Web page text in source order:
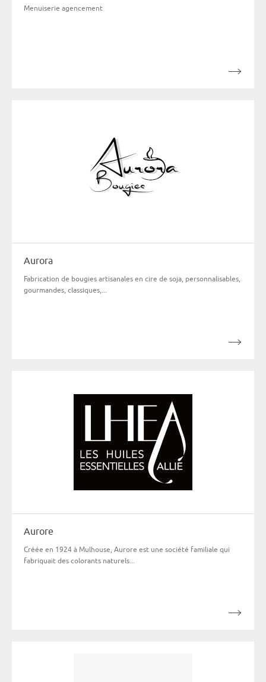
Menuiserie agencement
Aurora
Fabrication de bougies artisanales en cire de soja, personnalisables,
gourmandes, classiques,...
Aurore
Créée en 1924 à Mulhouse, Aurore est une société familiale qui
fabriquait des colorants naturels...